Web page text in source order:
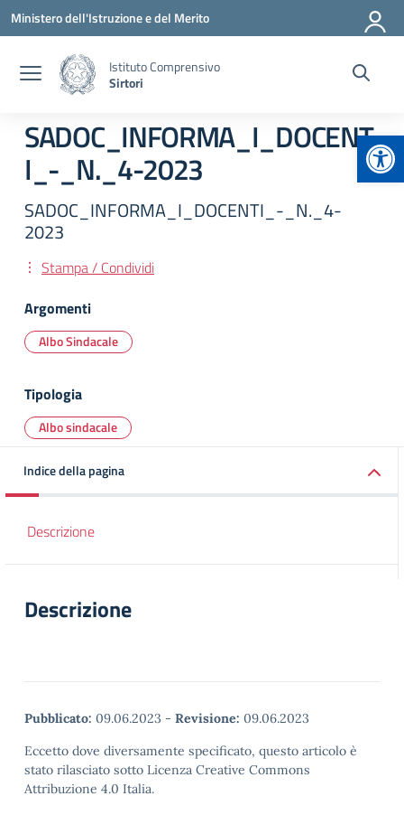
Vai ai contenuti
Vai al menu di navigazione
Vai al footer
Ministero dell'Istruzione e del Merito
Istituto Comprensivo
Sirtori
SADOC_INFORMA_I_DOCENT
I_-_N._4-2023
SADOC_INFORMA_I_DOCENTI_-_N._4-
2023
Stampa / Condividi
Argomenti
Albo Sindacale
Tipologia
Albo sindacale
Indice della pagina
Descrizione
Descrizione
Pubblicato: 09.06.2023 - Revisione: 09.06.2023
Eccetto dove diversamente specificato, questo articolo è
stato rilasciato sotto Licenza Creative Commons
Attribuzione 4.0 Italia.